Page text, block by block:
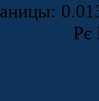
Рє